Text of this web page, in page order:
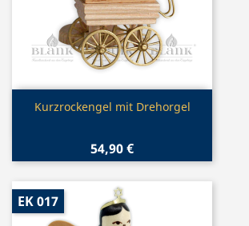
Vorschau
Kurzrockengel mit Drehorgel
54,90 €
EK 017